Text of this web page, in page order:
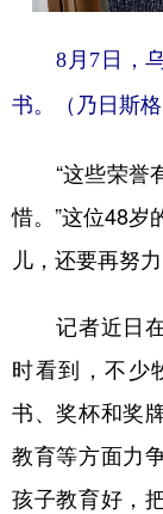
新疆
多语种频道
English
Русский
Deutsch
8月7日，乌
书。（乃日斯格
“这些荣誉有
惜。”这位48岁
儿，还要再努
记者近日在
时看到，不少
书、奖杯和奖
教育等方面力
孩子教育好，